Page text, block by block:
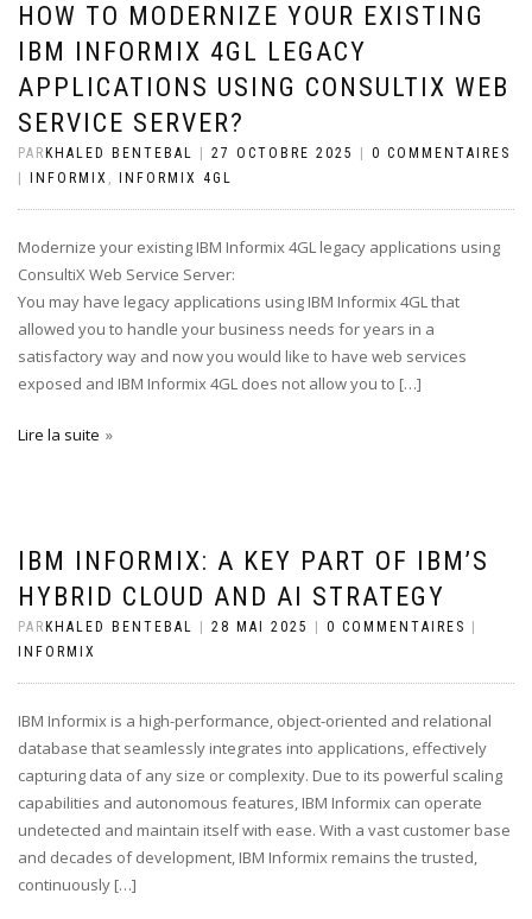
HOW TO MODERNIZE YOUR EXISTING
IBM INFORMIX 4GL LEGACY
APPLICATIONS USING CONSULTIX WEB
SERVICE SERVER?
PAR KHALED BENTEBAL 27 OCTOBRE 2025
0 COMMENTAIRES
INFORMIX , INFORMIX 4GL
Modernize your existing IBM Informix 4GL legacy applications using
ConsultiX Web Service Server:
You may have legacy applications using IBM Informix 4GL that
allowed you to handle your business needs for years in a
satisfactory way and now you would like to have web services
exposed and IBM Informix 4GL does not allow you to […]
Lire la suite
IBM INFORMIX: A KEY PART OF IBM’S
HYBRID CLOUD AND AI STRATEGY
PAR KHALED BENTEBAL 28 MAI 2025 0 COMMENTAIRES
INFORMIX
IBM Informix is a high-performance, object-oriented and relational
database that seamlessly integrates into applications, effectively
capturing data of any size or complexity. Due to its powerful scaling
capabilities and autonomous features, IBM Informix can operate
undetected and maintain itself with ease. With a vast customer base
and decades of development, IBM Informix remains the trusted,
continuously […]